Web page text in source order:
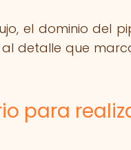
el dominio del
al detalle que
para